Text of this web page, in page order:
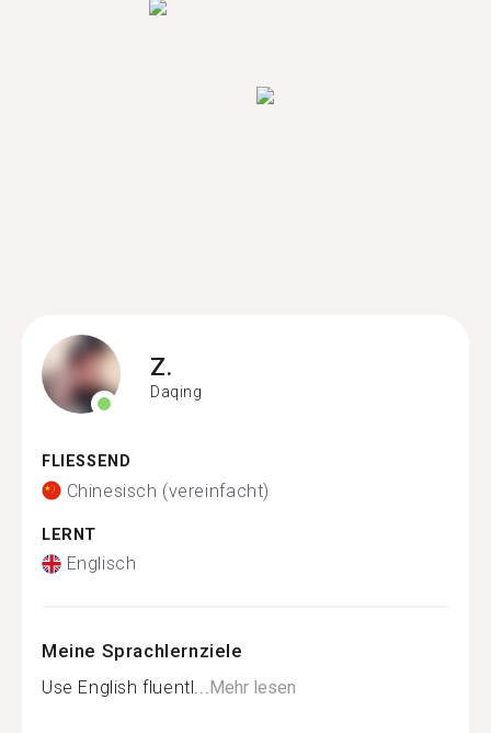
Z.
Daqing
FLIESSEND
Chinesisch (vereinfacht)
LERNT
Englisch
Meine Sprachlernziele
Use English fluentl...Mehr lesen